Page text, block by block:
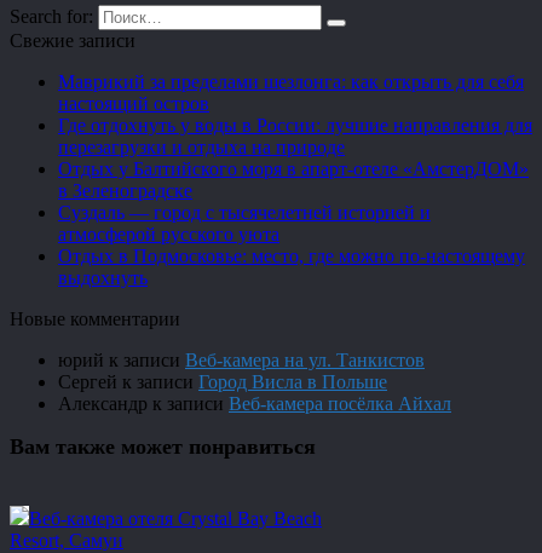
Search for:
Свежие записи
Маврикий за пределами шезлонга: как открыть для себя
настоящий остров
Где отдохнуть у воды в России: лучшие направления для
перезагрузки и отдыха на природе
Отдых у Балтийского моря в апарт-отеле «АмстерДОМ»
в Зеленоградске
Суздаль — город с тысячелетней историей и
атмосферой русского уюта
Отдых в Подмосковье: место, где можно по-настоящему
выдохнуть
Новые комментарии
юрий к записи Веб-камера на ул. Танкистов
Сергей к записи Город Висла в Польше
Александр к записи Веб-камера посёлка Айхал
Вам также может понравиться
Веб-камера отеля Crystal Bay Beach
Resort, Самуи